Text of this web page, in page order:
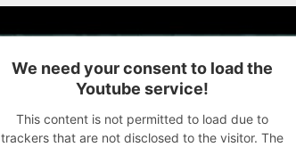
We need your consent to load the
Youtube service!
This content is not permitted to load due to
trackers that are not disclosed to the visitor. The